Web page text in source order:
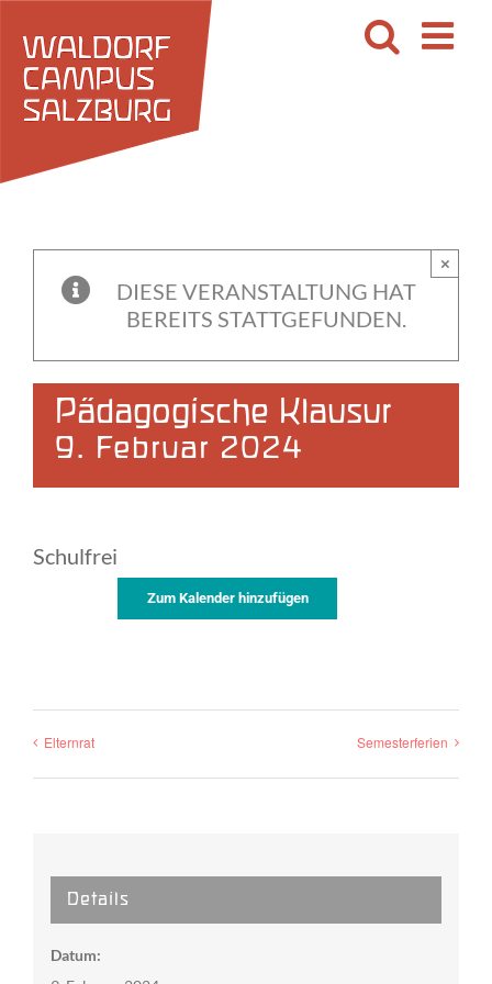
Inhalt
springen
DIESE VERANSTALTUNG HAT
BEREITS STATTGEFUNDEN.
×
Pädagogische Klausur
9. Februar 2024
Schulfrei
Zum Kalender hinzufügen
Elternrat Semesterferien
Details
Datum: